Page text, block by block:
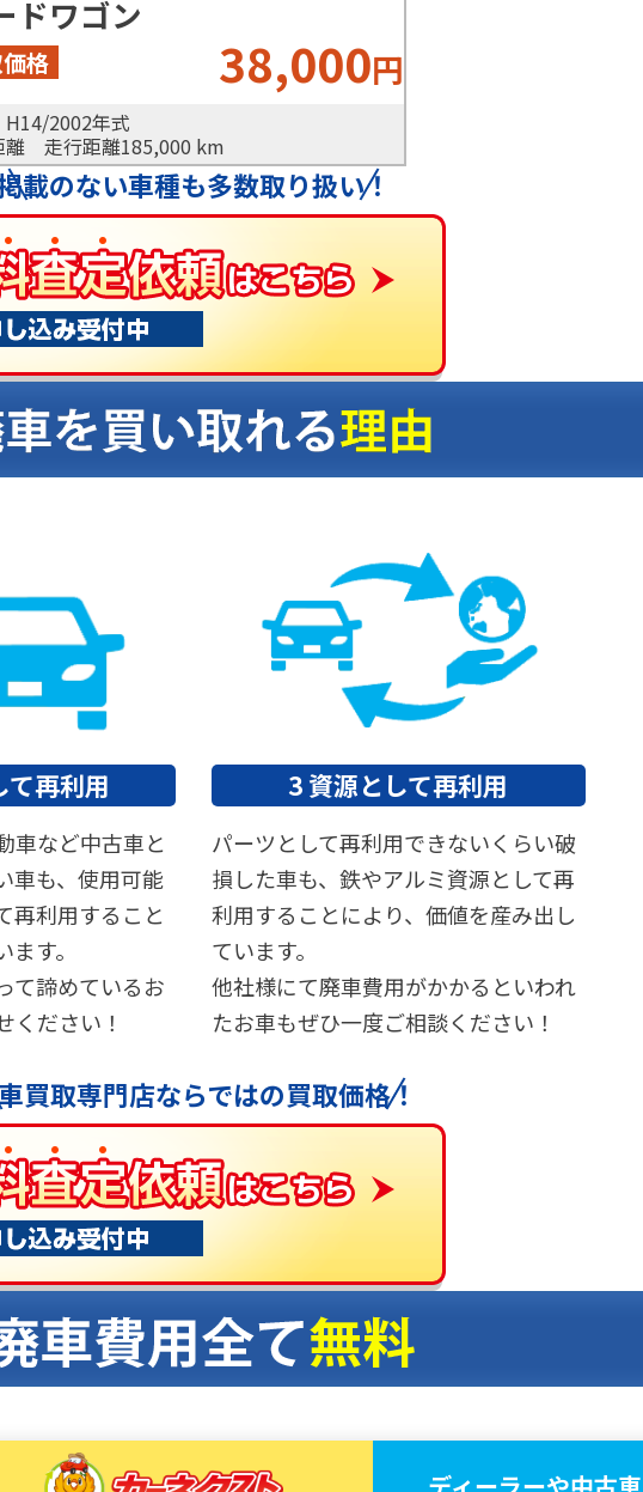
ドワゴン
38,000円
2002年式
離 走行距離185,000 km
載のない車種も多数取り扱い！
て再利用
車など中古車と
車も、使用可能
再利用すること
す。
て諦めているお
ください！
3 資源として再利用
パーツとして再利用できないくらい破
損した車も、鉄やアルミ資源として再
利用することにより、価値を産み出し
ています。
他社様にて廃車費用がかかるといわれ
たお車もぜひ一度ご相談ください！
買取専門店ならではの買取価格！